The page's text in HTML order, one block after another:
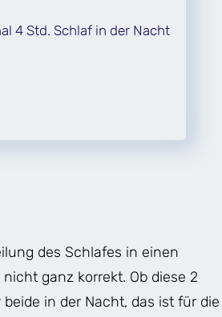
4 Std. Schlaf in der Nacht
des Schlafes in einen
ganz korrekt. Ob diese 2
in der Nacht, das ist für die